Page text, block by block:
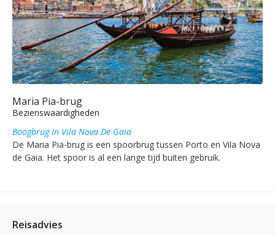
Maria Pia-brug
Bezienswaardigheden
Boogbrug In Vila Nova De Gaia
De Maria Pia-brug is een spoorbrug tussen Porto en Vila Nova
de Gaia. Het spoor is al een lange tijd buiten gebruik.
Reisadvies